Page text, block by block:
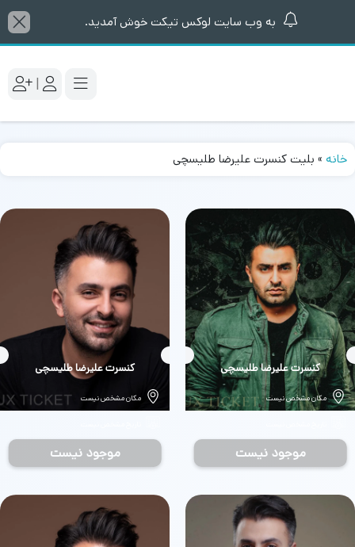
به وب سایت لوکس تیکت خوش آمدید.
|
خانه » بلیت کنسرت علیرضا طلیسچی
بلیط
کنسرت علیرضا طلیسچی
مکان مشخص نیست
موجود نیست
بلیط
کنسرت علیرضا طلیسچی
مکان مشخص نیست
موجود نیست